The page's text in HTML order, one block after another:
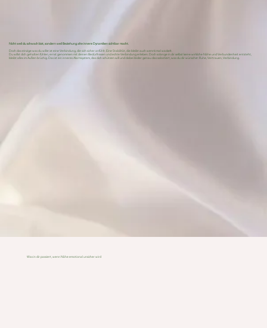
Nicht weil du schwach bist, sondern weil Beziehung alte innere Dynamiken sichtbar macht.
Doch das einzige was du willst ist eine Verbindung, die sich sicher anfühlt. Eine Stabilität, die bleibt auch wenn’s mal wackelt.
Du willst dich gehalten fühlen, ernst genommen mit deinen Bedürfnissen und echte Verbindung erleben. Doch solange in dir selbst keine wirkliche Nähe und Verbundenheit entsteht,
bleibt alles im Außen brüchig. Das ist ein inneres Alarmsystem, das dich schützen will und dabei leider genau das sabotiert, was du dir wünschst: Ruhe, Vertrauen, Verbindung.
Was in dir passiert, wenn Nähe emotional unsicher wird